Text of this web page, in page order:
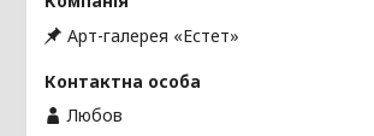
Арт-галерея «Естет»
Любов